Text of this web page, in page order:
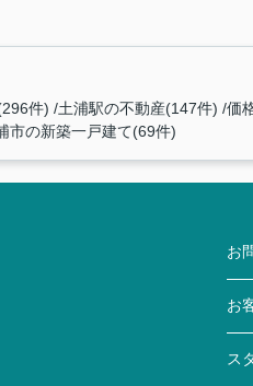
件) 土浦駅の不動産(147件) 価
市の新築一戸建て(69件)
お
お
ス